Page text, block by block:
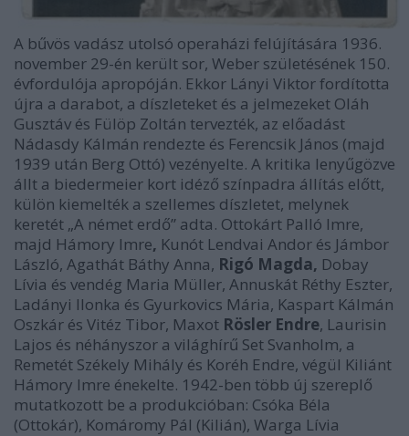
A bűvös vadász utolsó operaházi felújítására 1936.
november 29-én került sor, Weber születésének 150.
évfordulója apropóján. Ekkor Lányi Viktor fordította
újra a darabot, a díszleteket és a jelmezeket Oláh
Gusztáv és Fülöp Zoltán tervezték, az előadást
Nádasdy Kálmán rendezte és Ferencsik János (majd
1939 után Berg Ottó) vezényelte. A kritika lenyűgözve
állt a biedermeier kort idéző színpadra állítás előtt,
külön kiemelték a szellemes díszletet, melynek
keretét „A német erdő” adta. Ottokárt Palló Imre,
majd Hámory Imre, Kunót Lendvai Andor és Jámbor
László, Agathát Báthy Anna, Rigó Magda, Dobay
Lívia és vendég Maria Müller, Annuskát Réthy Eszter,
Ladányi Ilonka és Gyurkovics Mária, Kaspart Kálmán
Oszkár és Vitéz Tibor, Maxot Rösler Endre, Laurisin
Lajos és néhányszor a világhírű Set Svanholm, a
Remetét Székely Mihály és Koréh Endre, végül Kiliánt
Hámory Imre énekelte. 1942-ben több új szereplő
mutatkozott be a produkcióban: Csóka Béla
(Ottokár), Komáromy Pál (Kilián), Warga Lívia